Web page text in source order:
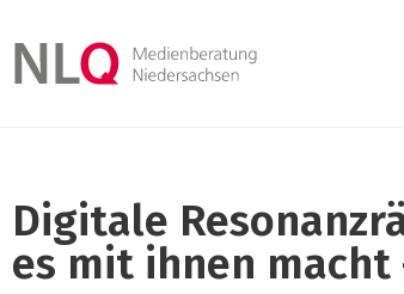
Digitale
es mit ihnen macht –